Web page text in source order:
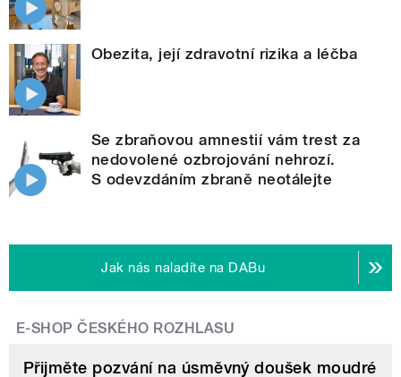
Obezita, její zdravotní rizika a léčba
Se zbraňovou amnestií vám trest za
nedovolené ozbrojování nehrozí.
S odevzdáním zbraně neotálejte
Jak nás naladíte na DABu
E-SHOP ČESKÉHO ROZHLASU
Přijměte pozvání na úsměvný doušek moudré